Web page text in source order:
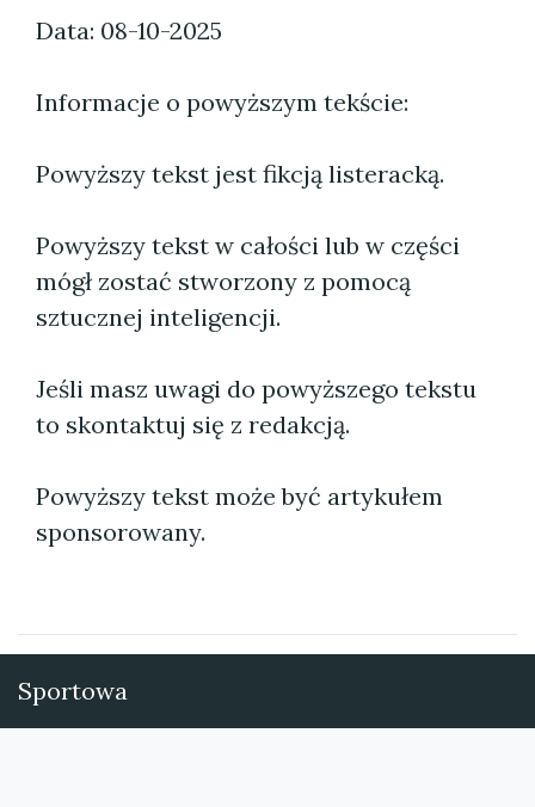
Data: 08-10-2025
Informacje o powyższym tekście:
Powyższy tekst jest fikcją listeracką.
Powyższy tekst w całości lub w części
mógł zostać stworzony z pomocą
sztucznej inteligencji.
Jeśli masz uwagi do powyższego tekstu
to skontaktuj się z redakcją.
Powyższy tekst może być artykułem
sponsorowany.
Sportowa